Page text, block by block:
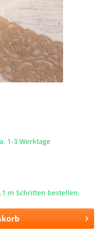
1-3 Werktage
m Schritten bestellen.